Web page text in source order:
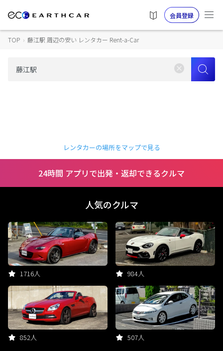
会員登録
TOP › 藤江駅 周辺の安い レンタカー Rent-a-Car
レンタカーの場所をマップで見る
24時間 アプリで出発・返却できるクルマ
人気のクルマ
1716人 984人
852人 507人